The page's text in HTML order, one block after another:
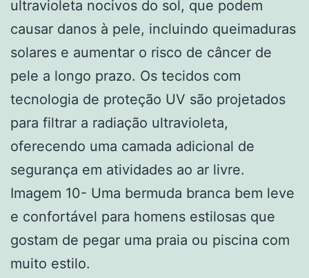
ultravioleta nocivos do sol, que podem
causar danos à pele, incluindo queimaduras
solares e aumentar o risco de câncer de
pele a longo prazo. Os tecidos com
tecnologia de proteção UV são projetados
para filtrar a radiação ultravioleta,
oferecendo uma camada adicional de
segurança em atividades ao ar livre.
Imagem 10- Uma bermuda branca bem leve
e confortável para homens estilosas que
gostam de pegar uma praia ou piscina com
muito estilo.